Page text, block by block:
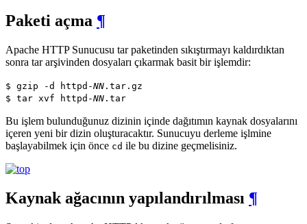
Paketi açma ¶
Apache HTTP Sunucusu tar paketinden sıkıştırmayı kaldırdıktan
sonra tar arşivinden dosyaları çıkarmak basit bir işlemdir:
$ gzip -d httpd-NN .tar.gz
$ tar xvf httpd-NN .tar
Bu işlem bulunduğunuz dizinin içinde dağıtımın kaynak dosyalarını
içeren yeni bir dizin oluşturacaktır. Sunucuyu derleme işlmine
başlayabilmek için önce cd ile bu dizine geçmelisiniz.
Kaynak ağacının yapılandırılması ¶